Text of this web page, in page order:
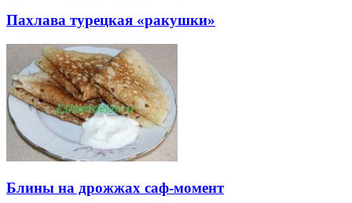
Пахлава турецкая «ракушки»
Блины на дрожжах саф-момент